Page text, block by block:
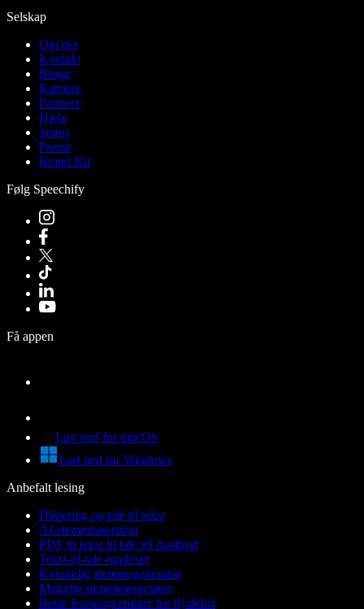
Selskap
Om oss
Kontakt
Blogg
Karriere
Partnere
Hjelp
Status
Presse
Brand Kit
Følg Speechify
Få appen
Last ned for macOS
Last ned for Windows
Anbefalt lesing
Diktering og tale til tekst
AI-stemmeassistent
PDF til tekst til tale på Android
Tekst-til-tale-oppleser
Kvinnelig stemmegenerator
Mannlig stemmegenerator
Beste leseprogrammer for dysleksi